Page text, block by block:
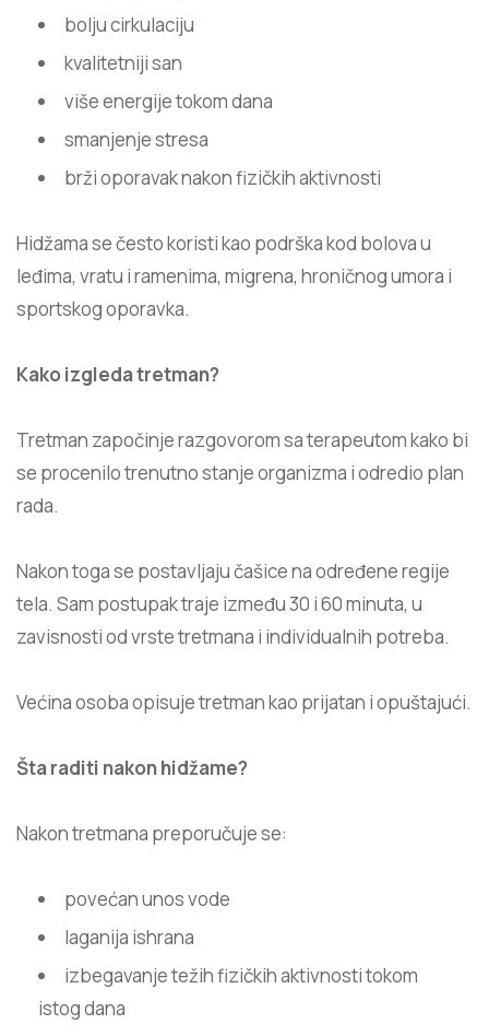
bolju cirkulaciju
kvalitetniji san
više energije tokom dana
smanjenje stresa
brži oporavak nakon fizičkih aktivnosti
Hidžama se često koristi kao podrška kod bolova u
leđima, vratu i ramenima, migrena, hroničnog umora i
sportskog oporavka.
Kako izgleda tretman?
Tretman započinje razgovorom sa terapeutom kako bi
se procenilo trenutno stanje organizma i odredio plan
rada.
Nakon toga se postavljaju čašice na određene regije
tela. Sam postupak traje između 30 i 60 minuta, u
zavisnosti od vrste tretmana i individualnih potreba.
Većina osoba opisuje tretman kao prijatan i opuštajući.
Šta raditi nakon hidžame?
Nakon tretmana preporučuje se:
povećan unos vode
laganija ishrana
izbegavanje težih fizičkih aktivnosti tokom
istog dana